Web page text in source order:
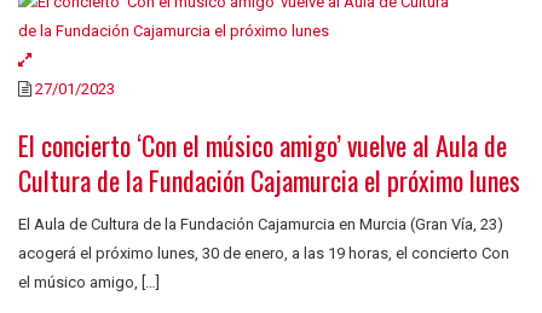
27/01/2023
El concierto ‘Con el músico amigo’ vuelve al Aula de
Cultura de la Fundación Cajamurcia el próximo lunes
El Aula de Cultura de la Fundación Cajamurcia en Murcia (Gran Vía, 23)
acogerá el próximo lunes, 30 de enero, a las 19 horas, el concierto Con
el músico amigo, […]